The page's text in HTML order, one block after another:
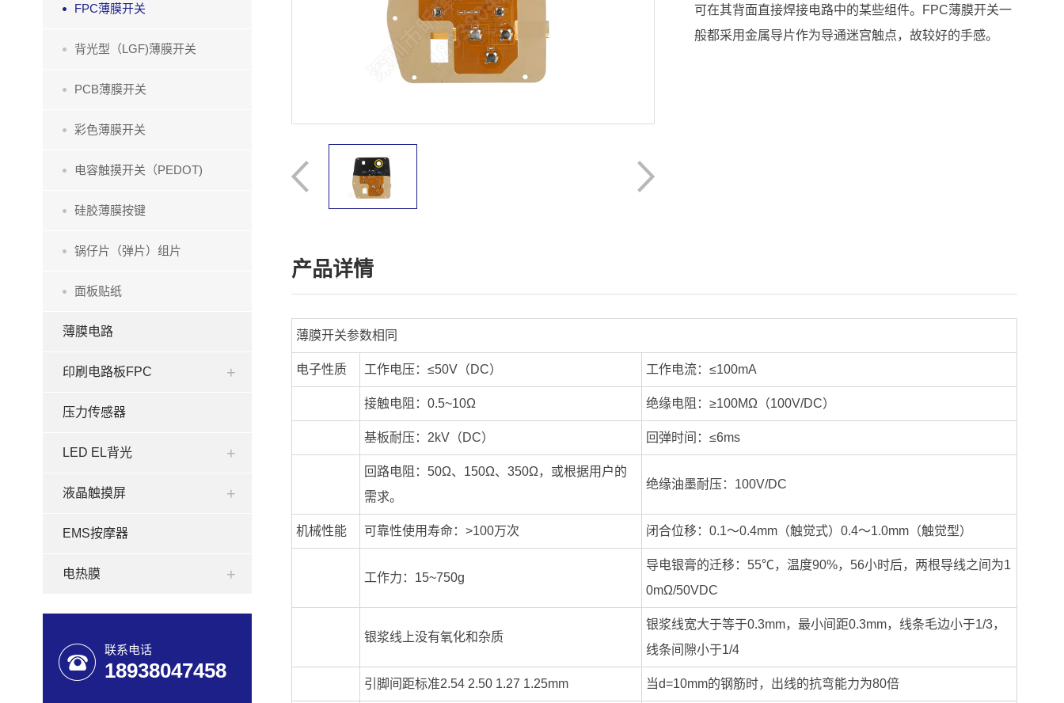
FPC薄膜开关
背光型（LGF)薄膜开关
PCB薄膜开关
彩色薄膜开关
电容触摸开关（PEDOT)
硅胶薄膜按键
锅仔片（弹片）组片
面板贴纸
薄膜电路
印刷电路板FPC
压力传感器
LED EL背光
液晶触摸屏
EMS按摩器
电热膜
联系电话
18938047458
可在其背面直接焊接电路中的某些组件。FPC薄膜开关一
般都采用金属导片作为导通迷宫触点，故较好的手感。
产品详情
薄膜开关参数相同
电子性质 工作电压：≤50V（DC） 工作电流：≤100mA
接触电阻：0.5~10Ω 绝缘电阻：≥100MΩ（100V/DC）
基板耐压：2kV（DC） 回弹时间：≤6ms
回路电阻：50Ω、150Ω、350Ω，或根据用户的
需求。
绝缘油墨耐压：100V/DC
机械性能 可靠性使用寿命：>100万次 闭合位移：0.1～0.4mm（触觉式）0.4～1.0mm（触觉型）
工作力：15~750g
导电银膏的迁移：55℃，温度90%，56小时后，两根导线之间为1
0mΩ/50VDC
银浆线上没有氧化和杂质
银浆线宽大于等于0.3mm，最小间距0.3mm，线条毛边小于1/3，
线条间隙小于1/4
引脚间距标准2.54 2.50 1.27 1.25mm 当d=10mm的钢筋时，出线的抗弯能力为80倍